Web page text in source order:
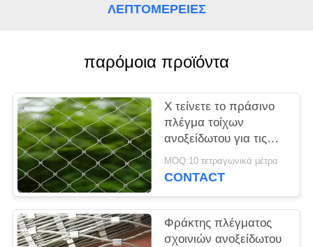
ΑΠΌΣΠΑΣΜΑ
SITEMAP
PRIVACY
POLICY
ΛΕΠΤΟΜΈΡΕΙΕΣ
παρόμοια προϊόντα
Χ τείνετε το πράσινο
πλέγμα τοίχων
ανοξείδωτου για τις
εγκαταστάσεις που
υποστηρίζουν/το
MOQ:10 τετραγωνικά μέτρα
CONTACT
Φράκτης πλέγματος
σχοινιών ανοξείδωτου